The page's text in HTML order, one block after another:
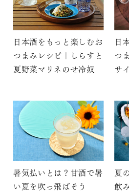
日本酒をもっと楽しむお
つまみレシピ｜しらすと
夏野菜マリネのせ冷奴
日
つ
サ
暑気払いとは？甘酒で暑
い夏を吹っ飛ばそう
夏
飲